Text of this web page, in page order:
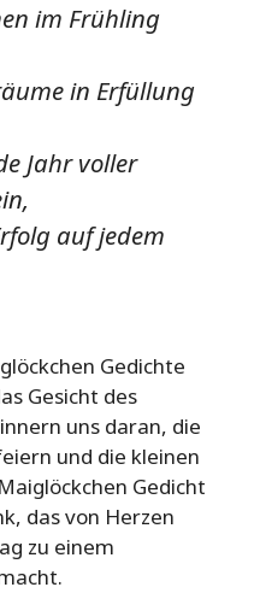
im Frühling
in Erfüllung
Jahr voller
auf jedem
Gedichte
Gesicht des
uns daran, die
und die kleinen
Gedicht
das von Herzen
zu einem